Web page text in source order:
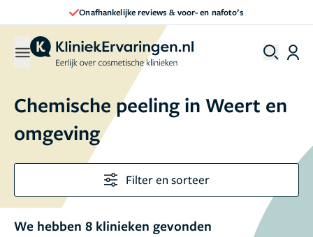
reviews & voor- en nafoto’s
Chemische peeling in Weert en
omgeving
Filter en sorteer
We hebben 8 klinieken gevonden